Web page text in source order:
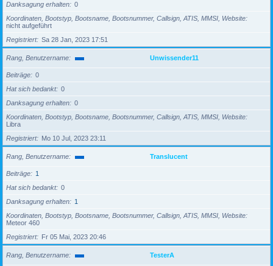
Danksagung erhalten
0
Koordinaten, Bootstyp, Bootsname, Bootsnummer, Callsign, ATIS, MMSI, Website
nicht aufgeführt
Registriert
Sa 28 Jan, 2023 17:51
Rang, Benutzername Unwissender11
Beiträge
0
Hat sich bedankt
0
Danksagung erhalten
0
Koordinaten, Bootstyp, Bootsname, Bootsnummer, Callsign, ATIS, MMSI, Website
Libra
Registriert
Mo 10 Jul, 2023 23:11
Rang, Benutzername Translucent
Beiträge
1
Hat sich bedankt
0
Danksagung erhalten
1
Koordinaten, Bootstyp, Bootsname, Bootsnummer, Callsign, ATIS, MMSI, Website
Meteor 460
Registriert
Fr 05 Mai, 2023 20:46
Rang, Benutzername TesterA